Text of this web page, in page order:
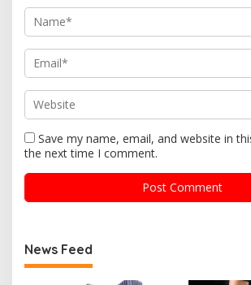
Save my name, email, and website in
the next time I comment.
News Feed